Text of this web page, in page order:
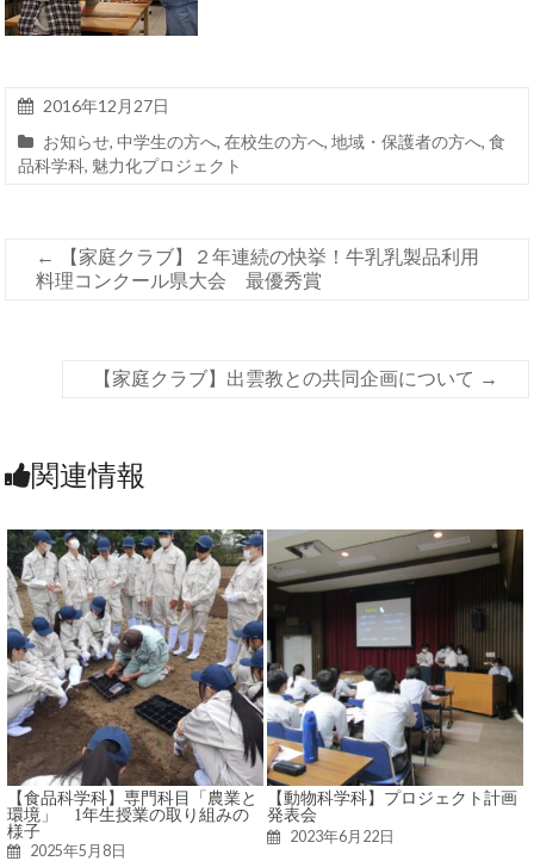
2016年12月27日
お知らせ,中学生の方へ,在校生の方へ,地域・保護者の方へ,食
品科学科, 魅力化プロジェクト
←
【家庭クラブ】２年連続の快挙！牛乳乳製品利用
料理コンクール県大会 最優秀賞
【家庭クラブ】出雲教との共同企画について →
関連情報
【食品科学科】専門科目「農業と
環境」 1年生授業の取り組みの
様子
2025年5月8日
【動物科学科】プロジェクト計画
発表会
2023年6月22日